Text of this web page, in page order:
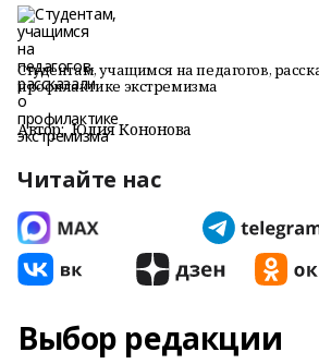
Студентам, учащимся на педагогов,
профилактике экстремизма
Автор: Юлия Кононова
Читайте нас
Выбор редакции